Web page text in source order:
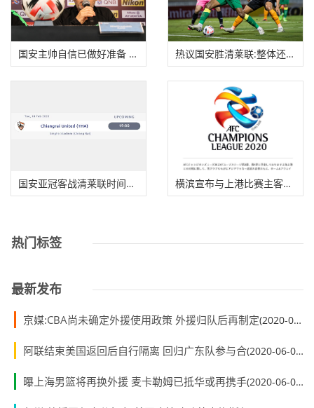
国安主帅自信已做好准备 奥古斯托期待亚冠首战 热议国安胜清莱联:整体还不理想 比埃拉是活泥鳅
国安亚冠客战清莱联时间确定 2月18日20点开球 横滨宣布与上港比赛主客场对调 4月8日上港改赴
热门标签
最新发布
京媒:CBA尚未确定外援使用政策 外援归队后再制定(2020-06-01)
阿联结束美国返回后自行隔离 回归广东队参与合(2020-06-01)
曝上海男篮将再换外援 麦卡勒姆已抵华或再携手(2020-06-01)